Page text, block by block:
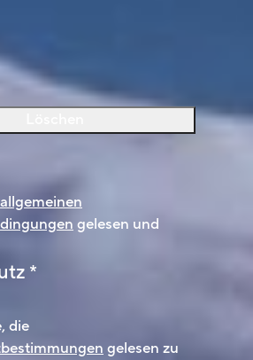
allgemeinen
gelesen und
die
gelesen zu
*